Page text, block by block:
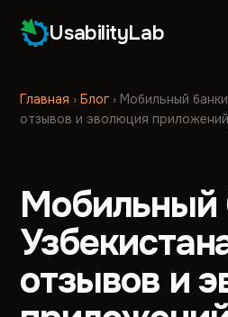
UsabilityLab
Главная ›Блог › Мобильный
отзывов и эволюция приложений
Мобильный
отзывов и